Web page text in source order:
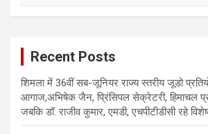
Recent Posts
शिमला में 36वीं सब-जूनियर राज्य स्तरीय जूडो
आगाज,अभिषेक जैन, प्रिंसिपल सेक्रेटरी, हिमाचल
जबकि डॉ. राजीव कुमार, एमडी, एचपीटीडीसी रहे